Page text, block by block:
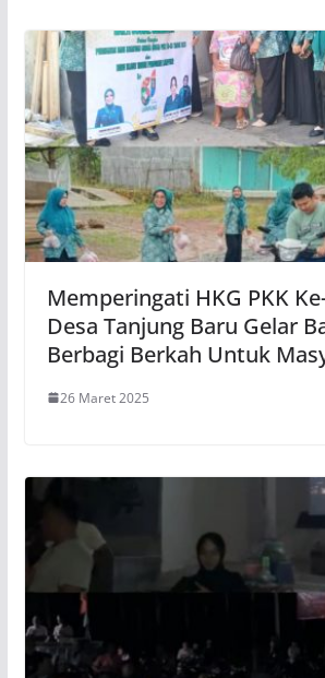
Memperingati HKG PKK
Desa Tanjung Baru Gelar
Berbagi Berkah Untuk
26 Maret 2025